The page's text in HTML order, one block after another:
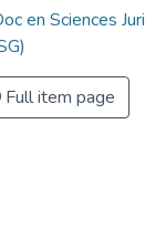
en Sciences
Full item page